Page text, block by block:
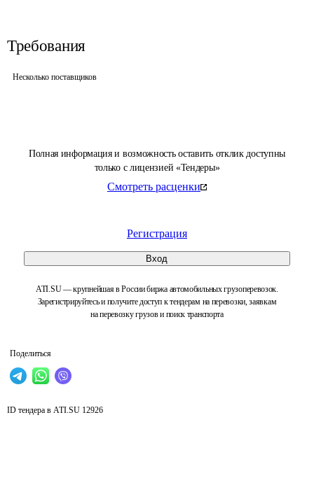
Полная информация и возможность оставить отклик доступны
только с лицензией «Тендеры»
Смотреть расценки
Регистрация
Вход
ATI.SU — крупнейшая в России биржа автомобильных грузоперевозок.
Зарегистрируйтесь и получите доступ к тендерам на перевозки, заявкам
на перевозку грузов и поиск транспорта
Поделиться
Требования
Несколько поставщиков
ID тендера в ATI.SU 12926